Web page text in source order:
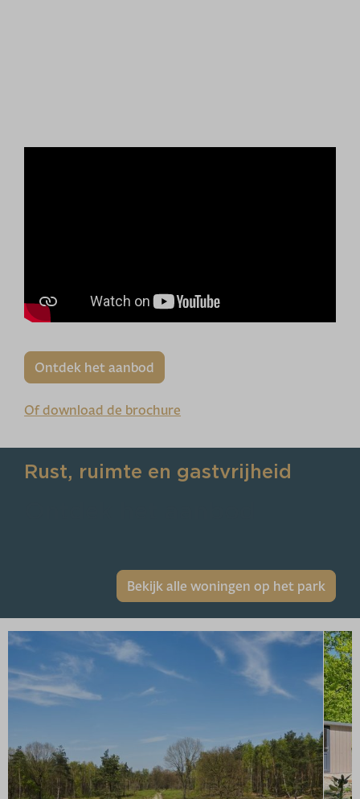
Ontdek het aanbod
Of download de brochure
Rust, ruimte en gastvrijheid
Bekijk alle woningen op het park